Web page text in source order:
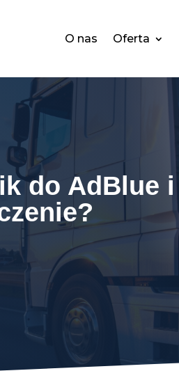
O nas Oferta
do AdBlue i